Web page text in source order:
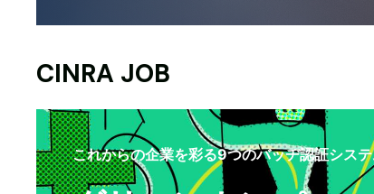
CINRA JOB
これからの企業を彩る9つのバッヂ認証シス